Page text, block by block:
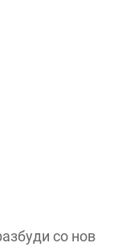
со нов